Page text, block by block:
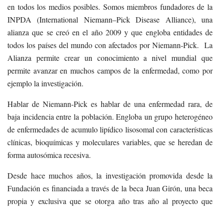
en todos los medios posibles. Somos miembros fundadores de la
INPDA (International Niemann–Pick Disease Alliance), una
alianza que se creó en el año 2009 y que engloba entidades de
todos los países del mundo con afectados por Niemann-Pick. La
Alianza permite crear un conocimiento a nivel mundial que
permite avanzar en muchos campos de la enfermedad, como por
ejemplo la investigación.
Hablar de Niemann-Pick es hablar de una enfermedad rara, de
baja incidencia entre la población. Engloba un grupo heterogéneo
de enfermedades de acumulo lipídico lisosomal con características
clínicas, bioquímicas y moleculares variables, que se heredan de
forma autosómica recesiva.
Desde hace muchos años, la investigación promovida desde la
Fundación es financiada a través de la beca Juan Girón, una beca
propia y exclusiva que se otorga año tras año al proyecto que